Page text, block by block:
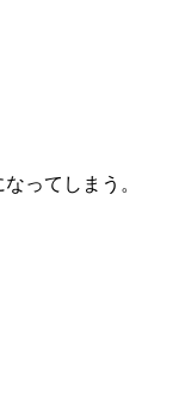
ってしまう。